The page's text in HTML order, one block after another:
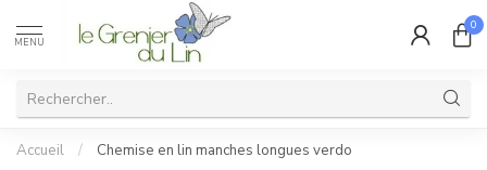
MENU
0
Accueil / Chemise en lin manches longues verdo